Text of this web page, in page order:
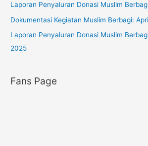
e
s
Laporan Penyaluran Donasi Muslim
Dokumentasi Kegiatan Muslim Berbagi:
Laporan Penyaluran Donasi Muslim
2025
Fans Page